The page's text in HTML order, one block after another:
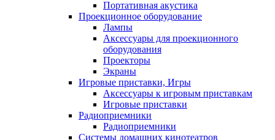
Портативная акустика
Проекционное оборудование
Лампы
Аксессуары для проекционного
оборудования
Проекторы
Экраны
Игровые приставки, Игры
Аксессуары к игровым приставкам
Игровые приставки
Радиоприемники
Радиоприемники
Системы домашних кинотеатров